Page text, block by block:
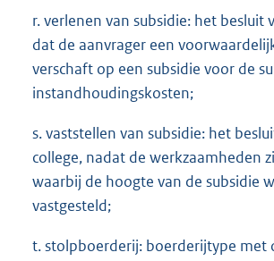
r. verlenen van subsidie: het besluit
dat de aanvrager een
verschaft op een subsidie voor de
instandhoudingskosten;
s. vaststellen van subsidie: het
college, nadat de werkzaamheden
waarbij de hoogte van de subsidie
vastgesteld;
t. stolpboerderij: boerderijtype met